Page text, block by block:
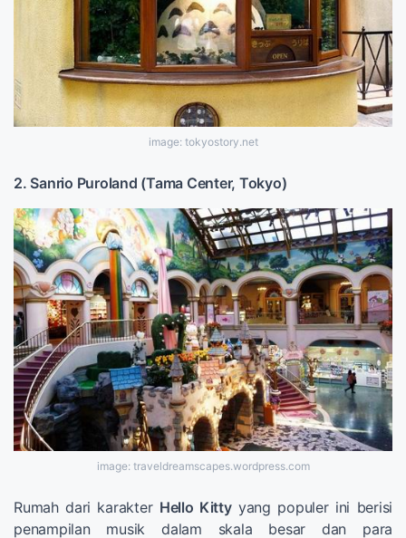
image: tokyostory.net
2. Sanrio Puroland (Tama Center, Tokyo)
image: traveldreamscapes.wordpress.com
Rumah dari karakter Hello Kittyyang populer ini berisi
penampilan musik dalam skala besar dan para